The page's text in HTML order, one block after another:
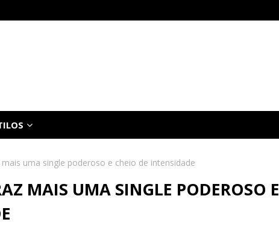
uma single poderoso e cheio de intensidade
MAIS UMA SINGLE PODEROSO E